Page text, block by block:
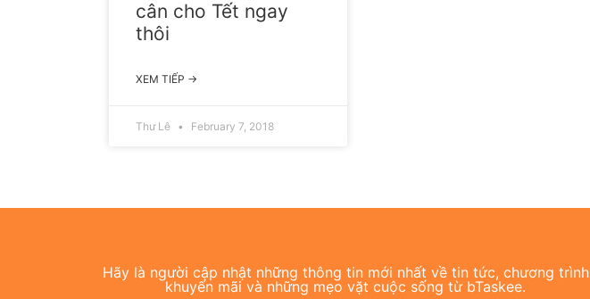
cân cho Tết ngay
thôi
XEM TIẾP →
Thư Lê February 7, 2018
Hãy là người cập nhật những thông tin mới nhất về tin tức, chương trình
khuyến mãi và những mẹo vặt cuộc sống từ bTaskee.